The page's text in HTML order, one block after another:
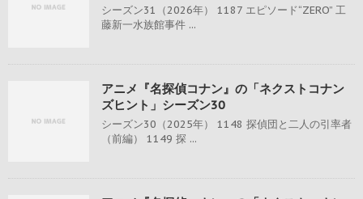
シーズン31（2026年） 1187 エピソード“ZERO” 工
藤新一水族館事件 ...
アニメ『名探偵コナン』の「ネクストコナン
ズヒント」シーズン30
シーズン30（2025年） 1148 探偵団と二人の引率者
（前編） 1149 探 ...